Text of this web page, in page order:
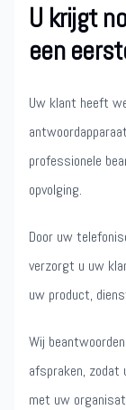
U krijgt
een
Uw klant heeft
professionele
opvolging.
Door uw
verzorgt u uw
uw product,
Wij
afspraken,
met uw